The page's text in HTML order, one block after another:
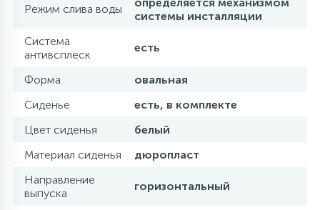
Режим слива воды
системы инсталляции
Система
антивсплеск
есть
Форма
овальная
Сиденье
есть, в комплекте
Цвет сиденья
белый
Материал сиденья
дюропласт
Направление
выпуска
горизонтальный